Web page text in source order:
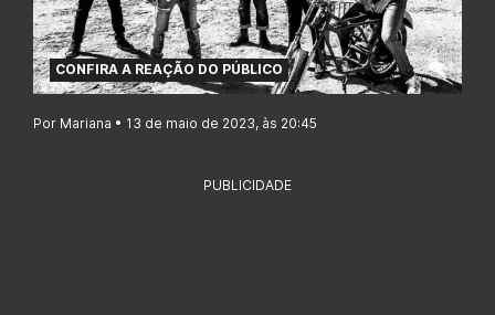
CONFIRA A REAÇÃO DO PÚBLICO
Por Mariana • 13 de maio de 2023, às 20:45
PUBLICIDADE